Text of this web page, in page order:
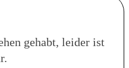
gehabt, leider ist